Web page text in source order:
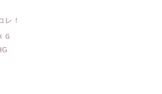
レ！
Ｇ